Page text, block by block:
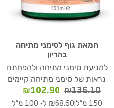
חמאת גוף לסימני מתיחה
בהריון
למניעת סימני מתיחה ולהפחתת
נראות של סימני מתיחה קיימים
₪136.10
המחיר
המקורי
₪102.90
המחיר
הנוכחי
150 מ"ל ₪68.60 ל- 100 מ"ל